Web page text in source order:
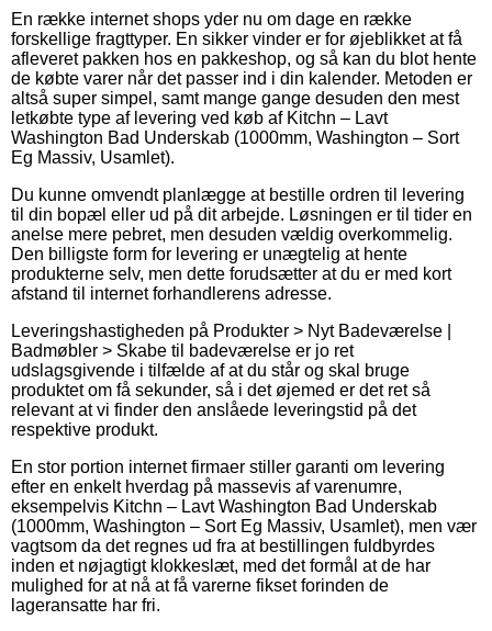
En række internet shops yder nu om dage en række
forskellige fragttyper. En sikker vinder er for øjeblikket at få
afleveret pakken hos en pakkeshop, og så kan du blot hente
de købte varer når det passer ind i din kalender. Metoden er
altså super simpel, samt mange gange desuden den mest
letkøbte type af levering ved køb af Kitchn – Lavt
Washington Bad Underskab (1000mm, Washington – Sort
Eg Massiv, Usamlet).
Du kunne omvendt planlægge at bestille ordren til levering
til din bopæl eller ud på dit arbejde. Løsningen er til tider en
anelse mere pebret, men desuden vældig overkommelig.
Den billigste form for levering er unægtelig at hente
produkterne selv, men dette forudsætter at du er med kort
afstand til internet forhandlerens adresse.
Leveringshastigheden på Produkter > Nyt Badeværelse |
Badmøbler > Skabe til badeværelse er jo ret
udslagsgivende i tilfælde af at du står og skal bruge
produktet om få sekunder, så i det øjemed er det ret så
relevant at vi finder den anslåede leveringstid på det
respektive produkt.
En stor portion internet firmaer stiller garanti om levering
efter en enkelt hverdag på massevis af varenumre,
eksempelvis Kitchn – Lavt Washington Bad Underskab
(1000mm, Washington – Sort Eg Massiv, Usamlet), men vær
vagtsom da det regnes ud fra at bestillingen fuldbyrdes
inden et nøjagtigt klokkeslæt, med det formål at de har
mulighed for at nå at få varerne fikset forinden de
lageransatte har fri.